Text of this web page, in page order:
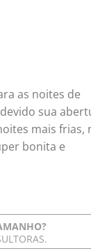
as noites de
sua
mais frias,
bonita e